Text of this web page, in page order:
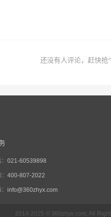
还没有人评论，赶快抢
021-60539898
400-807-2022
info@360zhyx.com
2014-2025 © 360zhyx.com, All